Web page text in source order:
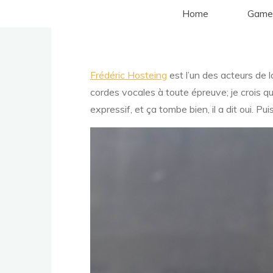
Home
Frédéric Hosteing est l’un des acteurs de
cordes vocales à toute épreuve; je crois
expressif, et ça tombe bien, il a dit oui.